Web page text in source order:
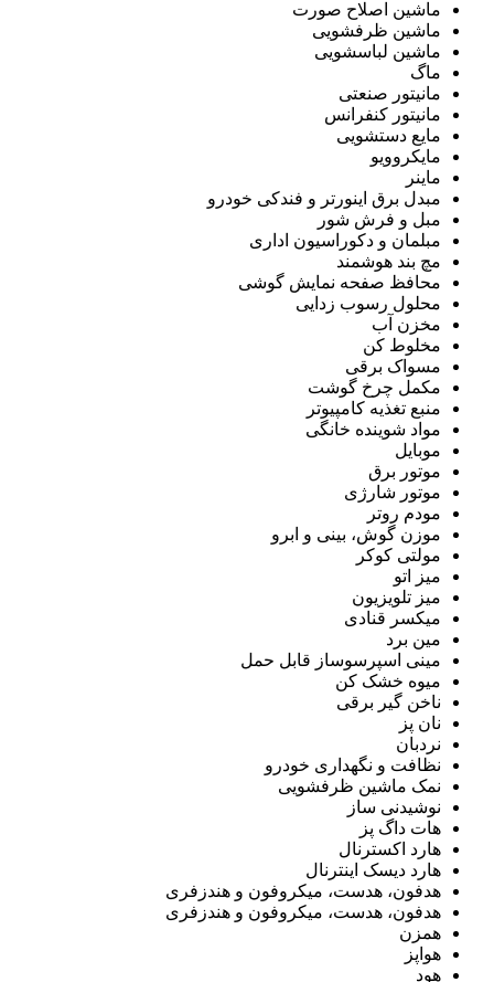
ماشین اصلاح صورت
ماشین ظرفشویی
ماشین لباسشویی
ماگ
مانیتور صنعتی
مانیتور کنفرانس
مایع دستشویی
مایکروویو
ماینر
مبدل برق اینورتر و فندکی خودرو
مبل و فرش شور
مبلمان و دکوراسیون اداری
مچ بند هوشمند
محافظ صفحه نمایش گوشی
محلول رسوب زدایی
مخزن آب
مخلوط کن
مسواک برقی
مکمل چرخ گوشت
منبع تغذیه کامپیوتر
مواد شوینده خانگی
موبایل
موتور برق
موتور شارژی
مودم روتر
موزن گوش، بینی و ابرو
مولتی کوکر
میز اتو
میز تلویزیون
میکسر قنادی
مین برد
مینی اسپرسوساز قابل حمل
میوه خشک کن
ناخن گیر برقی
نان پز
نردبان
نظافت و نگهداری خودرو
نمک ماشین ظرفشویی
نوشیدنی ساز
هات داگ پز
هارد اکسترنال
هارد دیسک اینترنال
هدفون، هدست، میکروفون و هندزفری
هدفون، هدست، میکروفون و هندزفری
همزن
هواپز
هود